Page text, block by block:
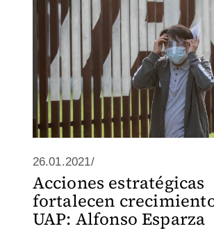
26.01.2021/
Acciones estratégicas
fortalecen
UAP: Alfonso Esparza